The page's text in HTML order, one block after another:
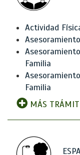
Actividad
Familia
Familia
MÁS